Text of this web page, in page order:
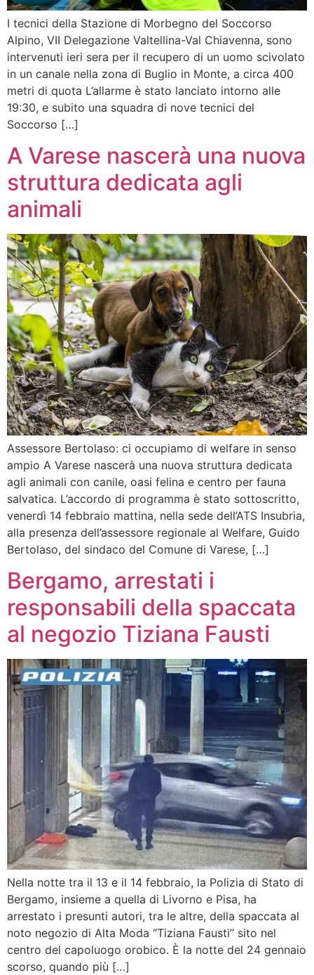
I tecnici della Stazione di Morbegno del Soccorso
Alpino, VII Delegazione Valtellina-Val Chiavenna, sono
intervenuti ieri sera per il recupero di un uomo scivolato
in un canale nella zona di Buglio in Monte, a circa 400
metri di quota L’allarme è stato lanciato intorno alle
19:30, e subito una squadra di nove tecnici del
Soccorso […]
A Varese nascerà una nuova
struttura dedicata agli
animali
Assessore Bertolaso: ci occupiamo di welfare in senso
ampio A Varese nascerà una nuova struttura dedicata
agli animali con canile, oasi felina e centro per fauna
salvatica. L’accordo di programma è stato sottoscritto,
venerdì 14 febbraio mattina, nella sede dell’ATS Insubria,
alla presenza dell’assessore regionale al Welfare, Guido
Bertolaso, del sindaco del Comune di Varese, […]
Bergamo, arrestati i
responsabili della spaccata
al negozio Tiziana Fausti
Nella notte tra il 13 e il 14 febbraio, la Polizia di Stato di
Bergamo, insieme a quella di Livorno e Pisa, ha
arrestato i presunti autori, tra le altre, della spaccata al
noto negozio di Alta Moda “Tiziana Fausti” sito nel
centro del capoluogo orobico. È la notte del 24 gennaio
scorso, quando più […]